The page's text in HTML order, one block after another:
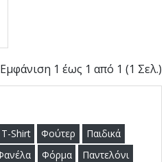
Εμφάνιση 1 έως 1 από 1 (1 Σελ.)
T-Shirt Φούτερ
Παιδικά
Φόρμα
Παντελόνι